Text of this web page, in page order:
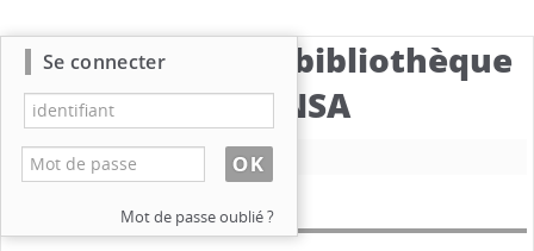
Catalogue de la bibliothèque
du CBNSA
Nouvelle recherche
Résultat de la recherche
Se connecter
Mot de passe oublié ?